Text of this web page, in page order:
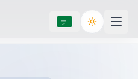
Toggle